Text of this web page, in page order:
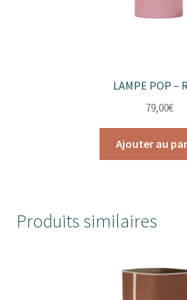
LAMPE POP –
79,00€
Ajouter au
Produits similaires